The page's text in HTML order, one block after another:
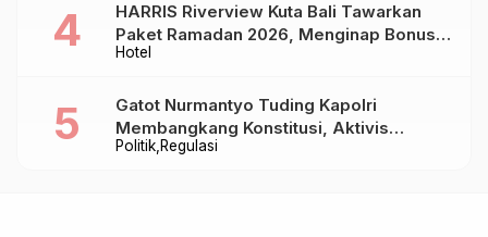
Hotel
HARRIS Riverview Kuta Bali Tawarkan
Paket Ramadan 2026, Menginap Bonus
Takjil hingga Bukber Mulai Rp88.888
Politik Regulasi
Gatot Nurmantyo Tuding Kapolri
Membangkang Konstitusi, Aktivis
Tegaskan Polri Tak Punya Sejarah